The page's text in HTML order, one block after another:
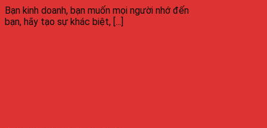
Bạn kinh doanh, bạn muốn mọi người nhớ đến
bạn, hãy tạo sự khác biệt, [...]